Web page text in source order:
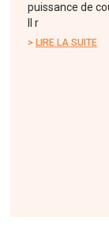
puissance de
II r
LIRE LA SUITE